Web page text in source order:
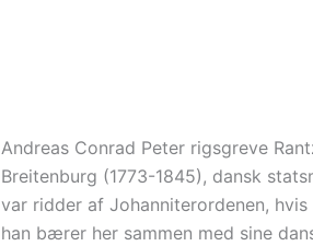
Andreas Conrad Peter rigsgreve
Breitenburg (1773-1845), dansk
var ridder af Johanniterordenen, hvis
han bærer her sammen med sine